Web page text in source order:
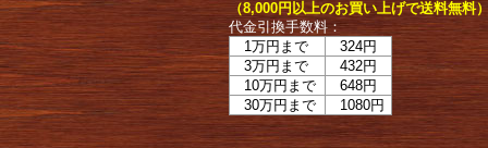
（8,000円以上のお買い上げで送料無料
代金引換手数料：
1万円まで
324円
3万円まで
432円
10万円まで
648円
30万円まで
1080円